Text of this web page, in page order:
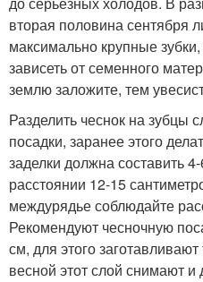
вторая половина сентября
максимально крупные
зависеть от семенного
землю заложите, тем
Разделить чеснок на зубцы
посадки, заранее этого
заделки должна составить
расстоянии 12-15
междурядье соблюдайте
Рекомендуют чесночную
см, для этого
весной этот слой снимают